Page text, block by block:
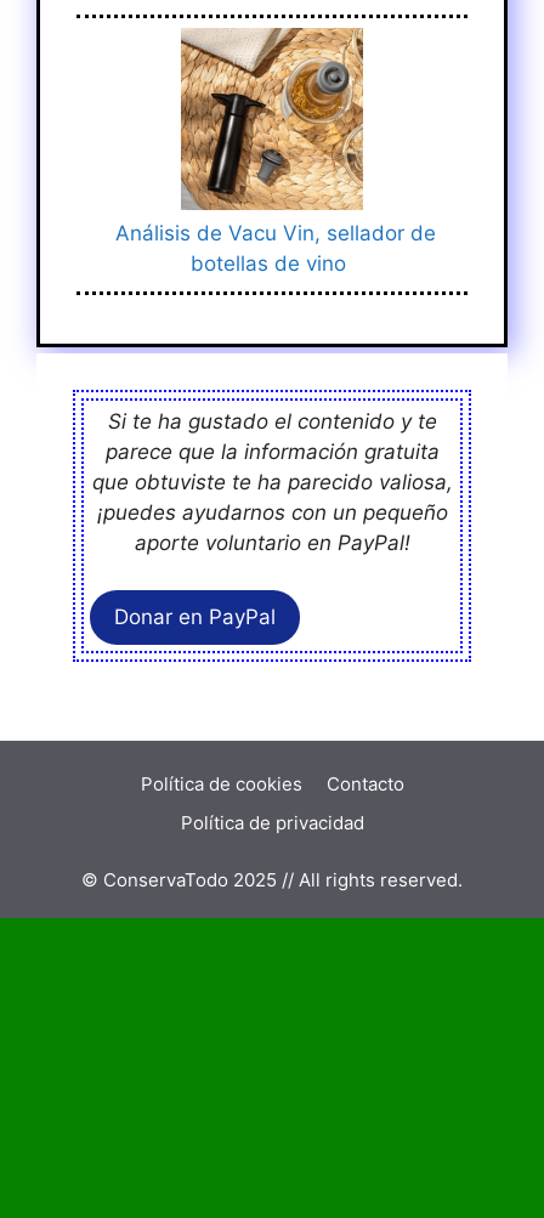
Análisis de Vacu Vin, sellador de
botellas de vino
Si te ha gustado el contenido y te
parece que la información gratuita
que obtuviste te ha parecido valiosa,
¡puedes ayudarnos con un pequeño
aporte voluntario en PayPal!
Donar en PayPal
Política de cookies
Contacto
Política de privacidad
© ConservaTodo 2025 // All rights reserved.